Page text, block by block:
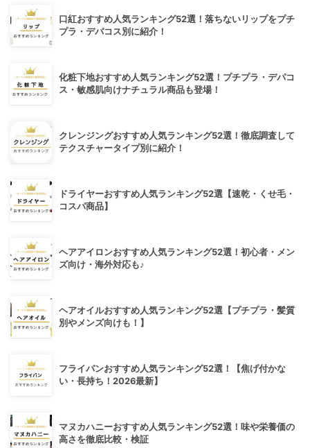
口紅おすすめ人気ランキング52選！落ちないリップをプチ
プラ・デパコス別に紹介！
化粧下地おすすめ人気ランキング52選！プチプラ・デパコ
ス・敏感肌向けナチュラル商品も登場！
クレンジングおすすめ人気ランキング52選！徹底調査して
テクスチャータイプ別に紹介！
ドライヤーおすすめ人気ランキング52選【速乾・くせ毛・
コスパ商品】
ヘアアイロンおすすめ人気ランキング52選！初心者・メン
ズ向け・海外対応も♪
ヘアオイルおすすめ人気ランキング52選【プチプラ・髪質
別やメンズ向けも！】
フライパンおすすめ人気ランキング52選！【焦げ付かな
い・長持ち！2026最新】
マヌカハニーおすすめ人気ランキング52選！味や栄養価の
高さを徹底比較・検証